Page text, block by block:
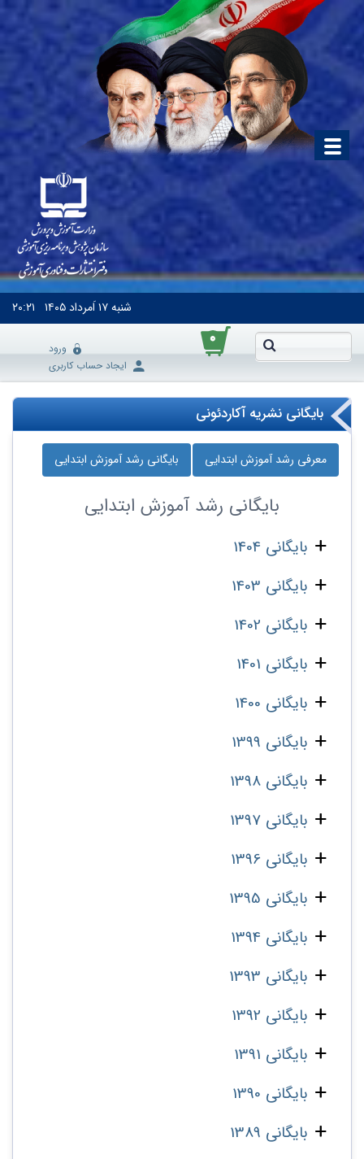
شنبه۱۷ اَمرداد ۱۴۰۵ ۲۰:۲۱
۰
ورود
ایجاد حساب کاربری
بایگانی نشریه آکاردئونی
معرفی رشد آموزش ابتدایی بایگانی رشد آموزش ابتدایی
بایگانی رشد آموزش ابتدایی
بایگانی 1404
بایگانی 1403
بایگانی 1402
بایگانی 1401
بایگانی 1400
بایگانی 1399
بایگانی 1398
بایگانی 1397
بایگانی 1396
بایگانی 1395
بایگانی 1394
بایگانی 1393
بایگانی 1392
بایگانی 1391
بایگانی 1390
بایگانی 1389